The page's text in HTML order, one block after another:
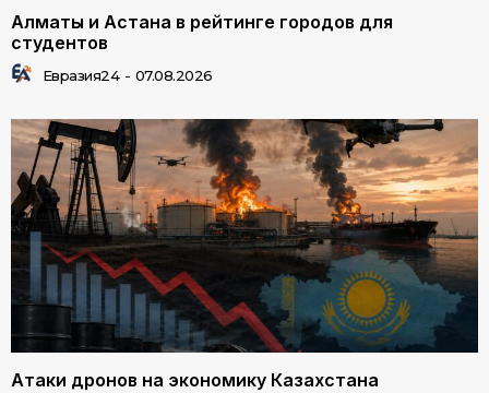
Алматы и Астана в рейтинге городов для
студентов
Евразия24 - 07.08.2026
Атаки дронов на экономику Казахстана